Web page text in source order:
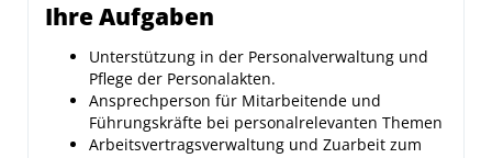
Ihre Aufgaben
Unterstützung in der Personalverwaltung und
Pflege der Personalakten.
Ansprechperson für Mitarbeitende und
Führungskräfte bei personalrelevanten Themen
Arbeitsvertragsverwaltung und Zuarbeit zum